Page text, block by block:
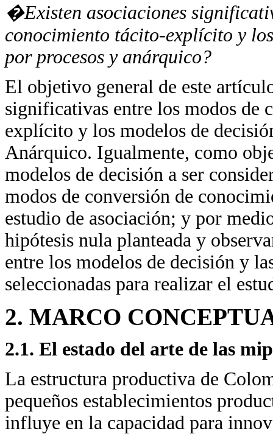
�Existen asociaciones
conocimiento tácito-explícito y
por procesos y anárquico?
El objetivo general de este
significativas entre los modos de
explícito y los modelos de
Anárquico. Igualmente, como
modelos de decisión a ser
modos de conversión de
estudio de asociación; y por
hipótesis nula planteada y
entre los modelos de decisión y
seleccionadas para realizar el
2. MARCO
2.1. El estado del arte de las
La estructura productiva de
pequeños establecimientos
influye en la capacidad para